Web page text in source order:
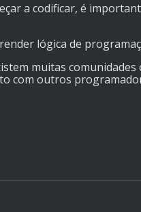
a codificar, é
lógica de
muitas
com outros